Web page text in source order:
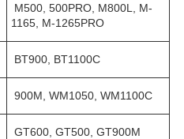
M500, 500PRO, M800L, M-
1165, M-1265PRO
BT900, BT1100C
900M, WM1050, WM1100C
GT600, GT500, GT900M